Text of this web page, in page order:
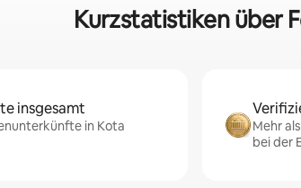
Kurzstatistiken über
insgesamt
in Kota
Mehr
bei der